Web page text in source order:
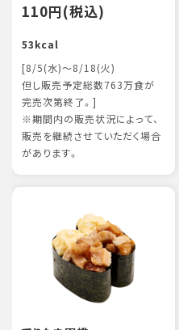
110円(税込)
53kcal
[8/5(水)～8/18(火)
但し販売予定総数763万食が
完売次第終了。]
※期間内の販売状況によって、
販売を継続させていただく場合
があります。